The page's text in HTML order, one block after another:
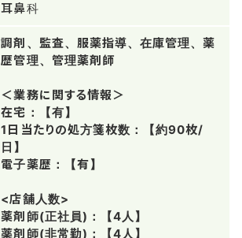
耳鼻科
調剤、監査、服薬指導、在庫管理、薬
歴管理、管理薬剤師
＜業務に関する情報＞
在宅：【有】
1日当たりの処方箋枚数：【約90枚/
日】
電子薬歴：【有】
<店舗人数>
薬剤師(正社員)：【4人】
薬剤師(非常勤)：【4人】